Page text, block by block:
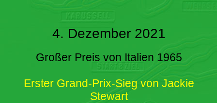
4. Dezember 2021
Großer Preis von Italien 1965
Erster Grand-Prix-Sieg von Jackie
Stewart